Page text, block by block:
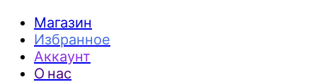
Магазин
Избранное
Аккаунт
О нас